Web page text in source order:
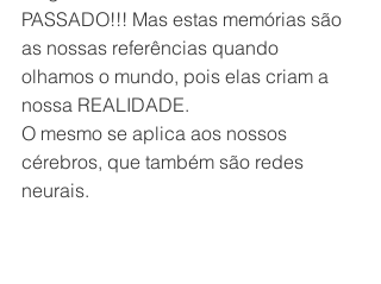
PASSADO!!! Mas estas memórias são
as nossas referências quando
olhamos o mundo, pois elas criam a
nossa REALIDADE.
O mesmo se aplica aos nossos
cérebros, que também são redes
neurais.